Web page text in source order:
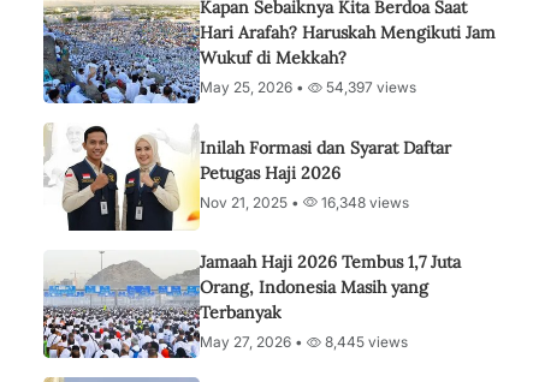
Kapan Sebaiknya Kita Berdoa Saat
Hari Arafah? Haruskah Mengikuti Jam
Wukuf di Mekkah?
May 25, 2026 • 54,397 views
Inilah Formasi dan Syarat Daftar
Petugas Haji 2026
Nov 21, 2025 • 16,348 views
Jamaah Haji 2026 Tembus 1,7 Juta
Orang, Indonesia Masih yang
Terbanyak
May 27, 2026 • 8,445 views